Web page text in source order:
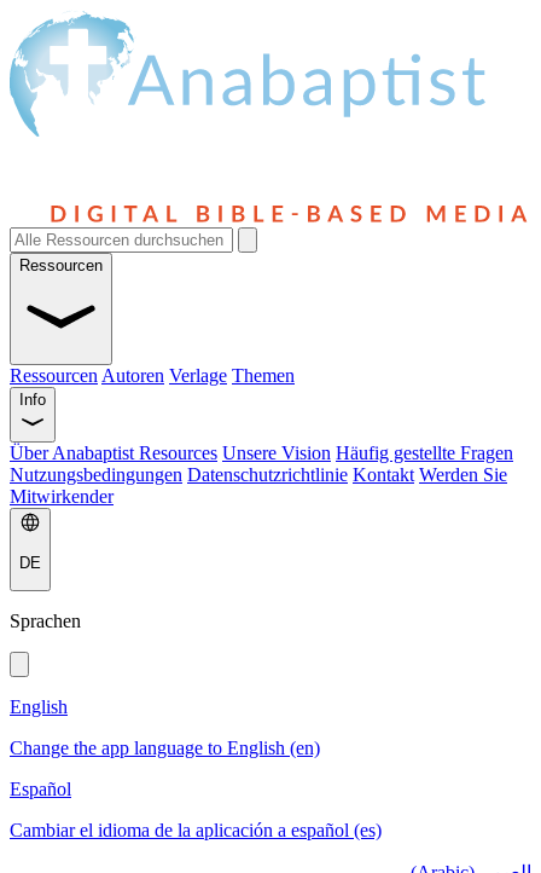
Ressourcen
Ressourcen Autoren Verlage Themen
Info
Über Anabaptist Resources Unsere Vision Häufig gestellte Fragen
Nutzungsbedingungen Datenschutzrichtlinie Kontakt Werden Sie
Mitwirkender
DE
Sprachen
English
Change the app language to English (en)
Español
Cambiar el idioma de la aplicación a español (es)